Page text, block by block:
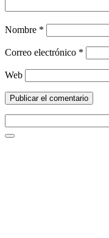
Nombre *
Correo electrónico *
Web